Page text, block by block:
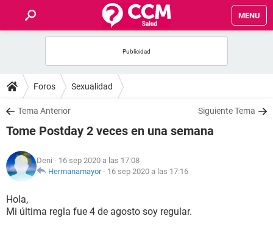
MENU
FOROS
SALUD
NUTRICIÓN
BIENESTAR
Foros Sexualidad
Tema Anterior Siguiente Tema
Tome Postday 2 veces en una semana
Deni - 16 sep 2020 a las 17:08
Hermanamayor- 16 sep 2020 a las 17:16
Hola,
Mi última regla fue 4 de agosto soy regular.